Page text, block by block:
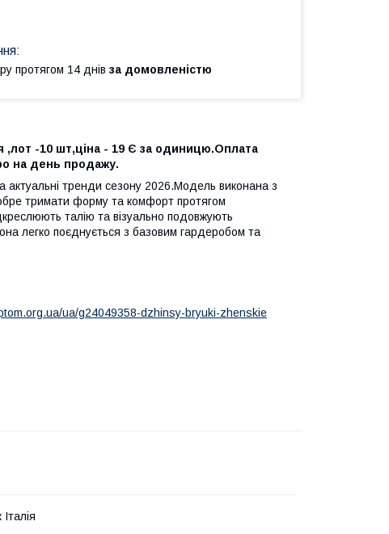
протягом 14 днів за домовленістю
,лот -10 шт,ціна - 19 Є за одиницю.Оплата
на день продажу.
тренди сезону 2026.Модель виконана з
тримати форму та комфорт протягом
талію та візуально подовжують
легко поєднується з базовим гардеробом та
ua/g24049358-dzhinsy-bryuki-zhenskie